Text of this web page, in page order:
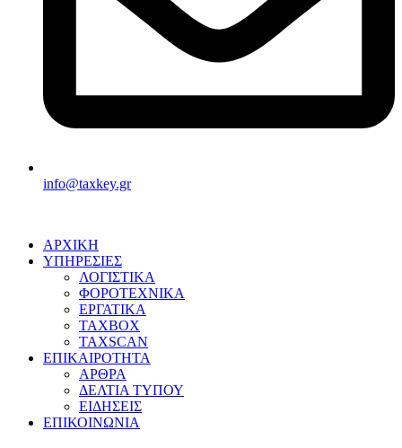
info@taxkey.gr
ΑΡΧΙΚΗ
ΥΠΗΡΕΣΙΕΣ
ΛΟΓΙΣΤΙΚΑ
ΦΟΡΟΤΕΧΝΙΚΑ
ΕΡΓΑΤΙΚΑ
TAXBOX
TAXSCAN
ΕΠΙΚΑΙΡΟΤΗΤΑ
ΑΡΘΡΑ
ΔΕΛΤΙΑ ΤΥΠΟΥ
ΕΙΔΗΣΕΙΣ
ΕΠΙΚΟΙΝΩΝΙΑ